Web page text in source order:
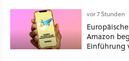
vor 7 Stunden
Amazon
Einführung